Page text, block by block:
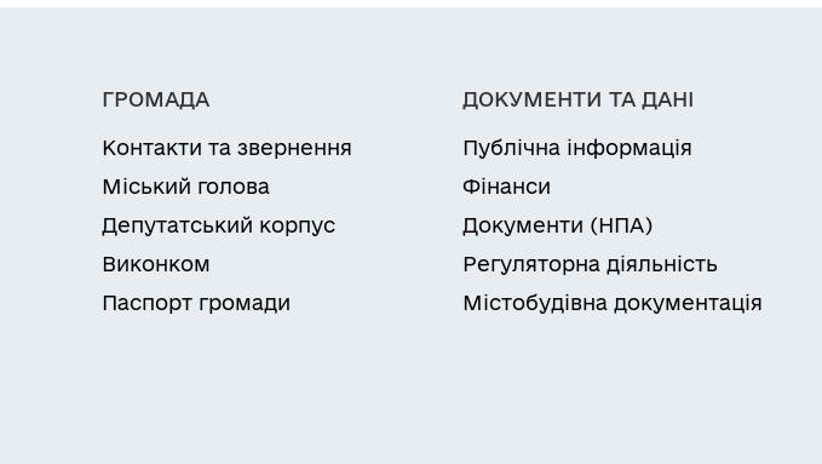
ГРОМАДА
Контакти та звернення
Міський голова
Депутатський корпус
Виконком
Паспорт громади
ДОКУМЕНТИ ТА ДАНІ
Публічна інформація
Фінанси
Документи (НПА)
Регуляторна діяльність
Містобудівна документація